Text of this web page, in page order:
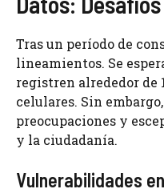
Tras un período de
lineamientos. Se
registren alrededor de
celulares. Sin
preocupaciones y
y la ciudadanía.
Vulnerabilidades